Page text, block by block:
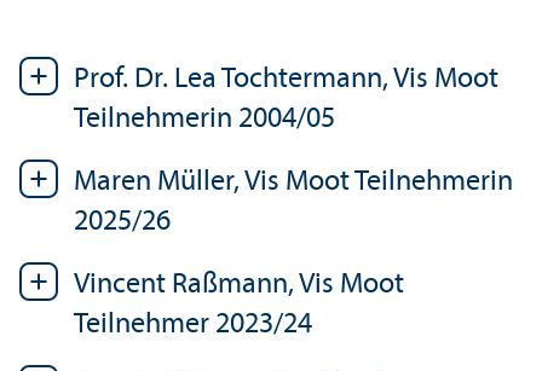
Prof. Dr. Lea Tochtermann, Vis Moot
Teilnehmerin 2004/05
Maren Müller, Vis Moot Teilnehmerin
2025/26
Vincent Raßmann, Vis Moot
Teilnehmer 2023/24